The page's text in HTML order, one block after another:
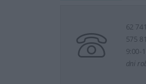
62
575
9:00-
dni